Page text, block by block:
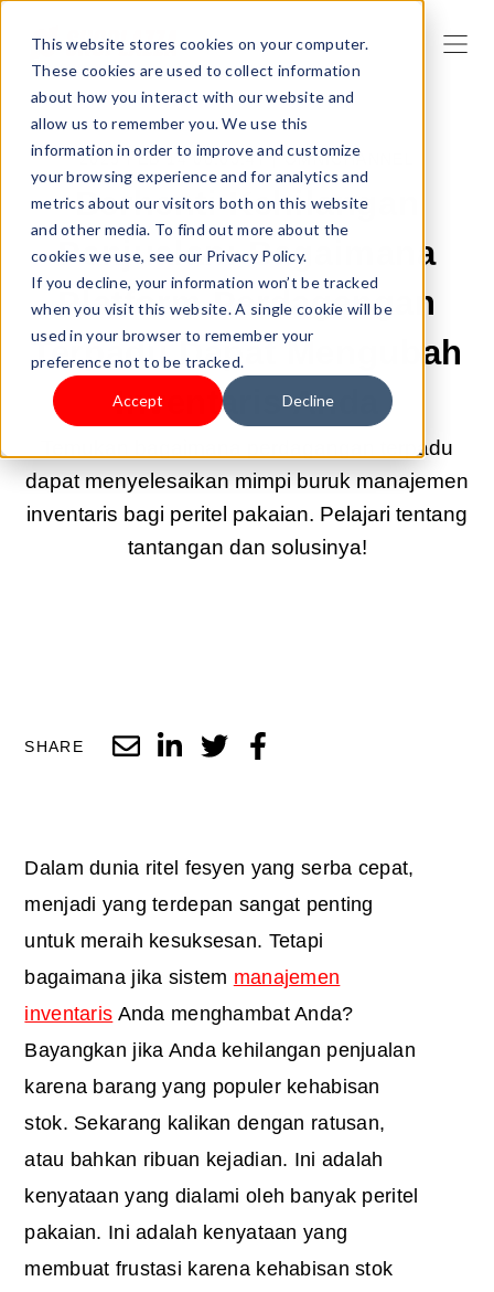
This website stores cookies on your computer.
These cookies are used to collect information
about how you interact with our website and
allow us to remember you. We use this
information in order to improve and customize
your browsing experience and for analytics and
metrics about our visitors both on this website
and other media. To find out more about the
cookies we use, see our Privacy Policy.
If you decline, your information won’t be tracked
when you visit this website. A single cookie will be
used in your browser to remember your
preference not to be tracked.
Accept Decline
2025 FEB 14 08:03:47 | OMNICHANNEL
Berhenti Kehilangan
Penjualan: Bagaimana
Platform Perdagangan
Terpadu Dapat Mengubah
Inventaris Anda
Temukan bagaimana perdagangan terpadu
dapat menyelesaikan mimpi buruk manajemen
inventaris bagi peritel pakaian. Pelajari tentang
tantangan dan solusinya!
SHARE
Dalam dunia ritel fesyen yang serba cepat,
menjadi yang terdepan sangat penting
untuk meraih kesuksesan. Tetapi
bagaimana jika sistem manajemen
inventaris Anda menghambat Anda?
Bayangkan jika Anda kehilangan penjualan
karena barang yang populer kehabisan
stok. Sekarang kalikan dengan ratusan,
atau bahkan ribuan kejadian. Ini adalah
kenyataan yang dialami oleh banyak peritel
pakaian. Ini adalah kenyataan yang
membuat frustasi karena kehabisan stok